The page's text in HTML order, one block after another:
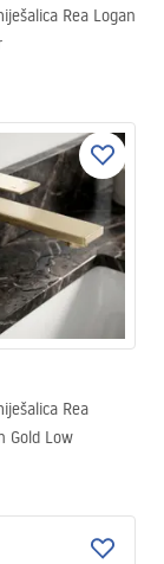
Rea Logan
Rea
Gold Low